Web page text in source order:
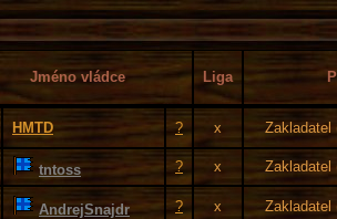
Jméno vládce Liga
HMTD ? x Zakladatel
tntoss ? x Zakladatel
AndrejSnajdr ? x Zakladatel